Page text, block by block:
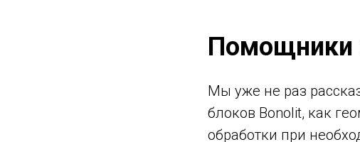
Помощники
Мы уже не раз
блоков Bonolit, как
обработки при